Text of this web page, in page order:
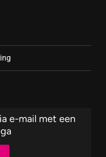
e-mail met een